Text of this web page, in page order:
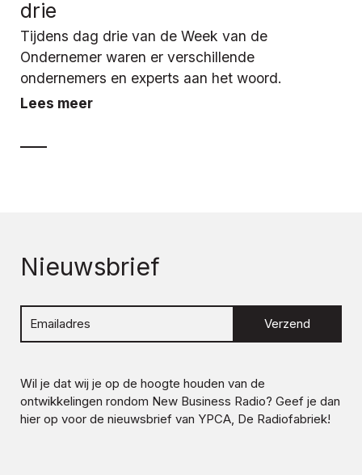
drie
Tijdens dag drie van de Week van de
Ondernemer waren er verschillende
ondernemers en experts aan het woord.
Lees meer
Nieuwsbrief
Verzend
Wil je dat wij je op de hoogte houden van de
ontwikkelingen rondom New Business Radio? Geef je dan
hier op voor de nieuwsbrief van YPCA, De Radiofabriek!